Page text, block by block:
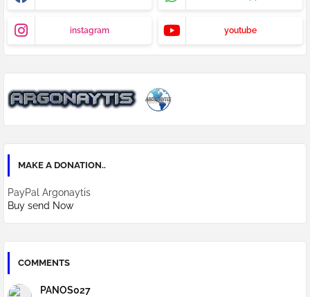
instagram youtube
MAKE A DONATION..
PayPal Argonaytis
Buy send Now
COMMENTS
PANOS027